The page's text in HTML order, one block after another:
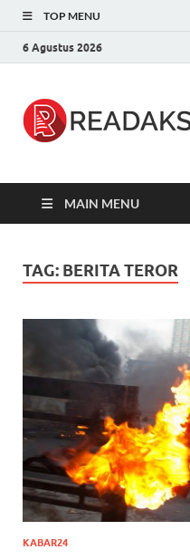
TOP MENU
6 Agustus 2026
MAIN MENU
TAG: BERITA TEROR
KABAR24